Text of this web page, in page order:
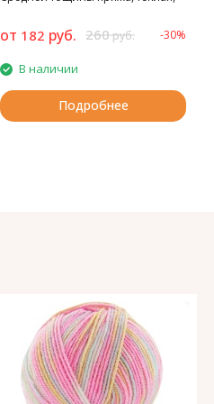
от 182 руб. 260руб. -30%
В наличии
Подробнее